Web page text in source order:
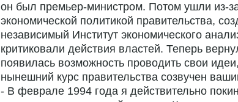
он был премьер-министром. Потом ушли из-
экономической политикой правительства,
независимый Институт экономического
критиковали действия властей. Теперь
появилась возможность проводить свои
нынешний курс правительства созвучен
- В феврале 1994 года я действительно